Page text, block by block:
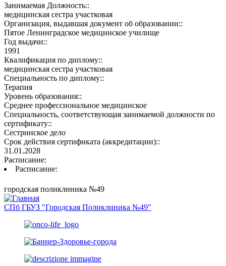
Занимаемая Должность::
медицинская сестра участковая
Организация, выдавшая документ об образовании::
Пятое Ленинградское медицинское училище
Год выдачи::
1991
Квалификация по диплому::
медицинская сестра участковая
Специальность по диплому::
Терапия
Уровень образования::
Среднее профессиональное медицинское
Специальность, соответствующая занимаемой должности по
сертификату::
Сестринское дело
Срок действия сертификата (аккредитации)::
31.01.2028
Расписание:
Расписание:
городская поликлиника №49
СПб ГБУЗ "Городская Поликлиника №49"